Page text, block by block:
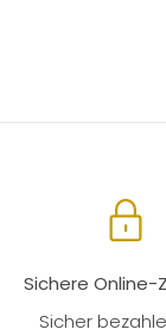
Sichere Online-
Sicher